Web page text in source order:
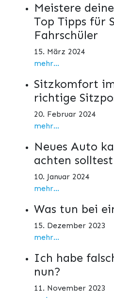
Meistere
Top Tipps für
Fahrschüler
15. März 2024
mehr...
Sitzkomfort
richtige
20. Februar 2024
mehr...
Neues Auto
achten solltest
10. Januar 2024
mehr...
Was tun bei
15. Dezember 2023
mehr...
Ich habe
nun?
11. November 2023